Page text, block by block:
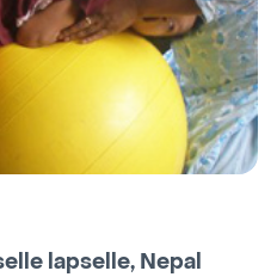
lapselle, Nepal